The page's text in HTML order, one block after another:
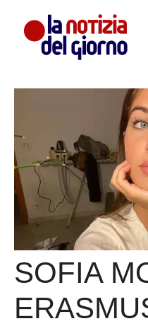
contenuto
SOFIA